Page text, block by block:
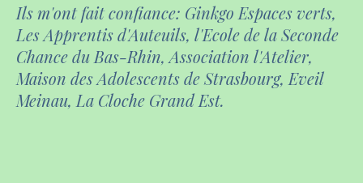
Ils m'ont fait confiance: Ginkgo Espaces verts,
Les Apprentis d'Auteuils, l'Ecole de la Seconde
Chance du Bas-Rhin, Association l'Atelier,
Maison des Adolescents de Strasbourg, Eveil
Meinau, La Cloche Grand Est.